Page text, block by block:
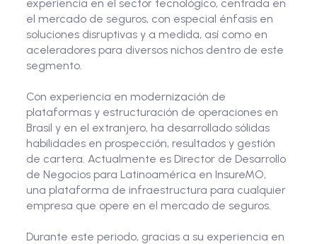
experiencia en el sector tecnológico, centrada en
el mercado de seguros, con especial énfasis en
soluciones disruptivas y a medida, así como en
aceleradores para diversos nichos dentro de este
segmento.
Con experiencia en modernización de
plataformas y estructuración de operaciones en
Brasil y en el extranjero, ha desarrollado sólidas
habilidades en prospección, resultados y gestión
de cartera. Actualmente es Director de Desarrollo
de Negocios para Latinoamérica en InsureMO,
una plataforma de infraestructura para cualquier
empresa que opere en el mercado de seguros.
Durante este periodo, gracias a su experiencia en